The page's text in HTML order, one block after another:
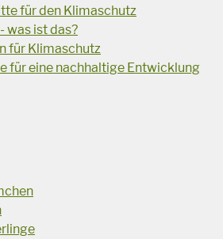
für den Klimaschutz
was ist das?
für Klimaschutz
für eine nachhaltige Entwicklung